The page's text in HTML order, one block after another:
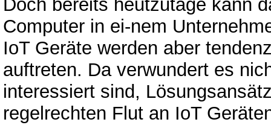
Doch bereits heutzutage kann
Computer in ei-nem
IoT Geräte werden aber
auftreten. Da verwundert es
interessiert sind,
regelrechten Flut an IoT